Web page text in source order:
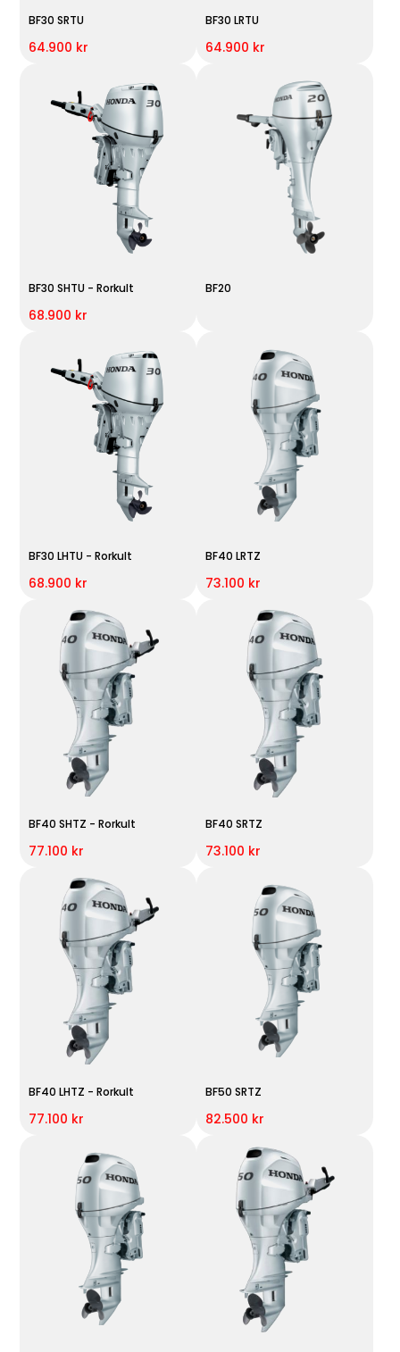
BF30 SRTU
64.900 kr
BF30 LRTU
64.900 kr
BF30 SHTU - Rorkult
68.900 kr
BF20
BF30 LHTU - Rorkult
68.900 kr
BF40 LRTZ
73.100 kr
BF40 SHTZ - Rorkult
77.100 kr
BF40 SRTZ
73.100 kr
BF40 LHTZ - Rorkult
77.100 kr
BF50 SRTZ
82.500 kr